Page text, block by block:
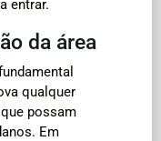
entrar.
da área
qualquer
possam
Em